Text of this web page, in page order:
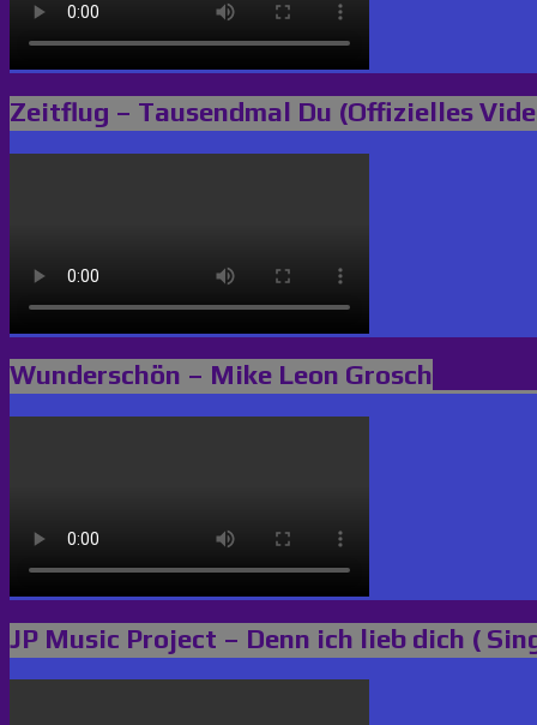
Zeitflug – Tausendmal Du (Offizielles
Wunderschön – Mike Leon Grosch
JP Music Project – Denn ich lieb dich (